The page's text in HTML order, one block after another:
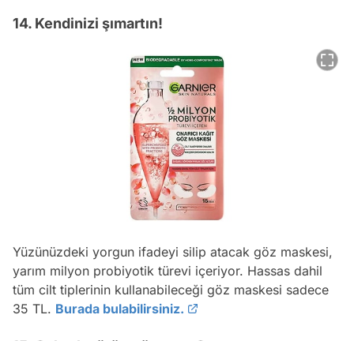
14. Kendinizi şımartın!
Yüzünüzdeki yorgun ifadeyi silip atacak göz maskesi,
yarım milyon probiyotik türevi içeriyor. Hassas dahil
tüm cilt tiplerinin kullanabileceği göz maskesi sadece
35 TL. Burada bulabilirsiniz.